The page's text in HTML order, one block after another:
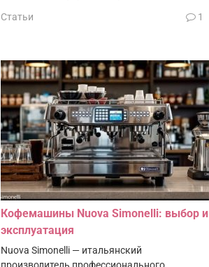
Статьи 1
Кофемашины Nuova Simonelli: выбор и
эксплуатация
Nuova Simonelli — итальянский